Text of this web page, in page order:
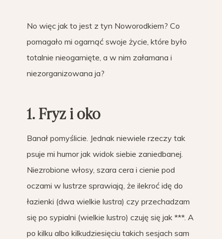
No więc jak to jest z tyn Noworodkiem? Co
pomagało mi ogarnąć swoje życie, które było
totalnie nieogarnięte, a w nim załamana i
niezorganizowana ja?
1. Fryz i oko
Banał pomyślicie. Jednak niewiele rzeczy tak
psuje mi humor jak widok siebie zaniedbanej.
Niezrobione włosy, szara cera i cienie pod
oczami w lustrze sprawiają, że ilekroć idę do
łazienki (dwa wielkie lustra) czy przechadzam
się po sypialni (wielkie lustro) czuję się jak ***. A
po kilku albo kilkudziesięciu takich sesjach sam